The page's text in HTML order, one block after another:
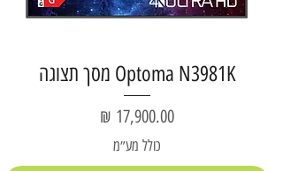
Optoma N3981K מסך תצוגה
מחיר
כולל מע״מ